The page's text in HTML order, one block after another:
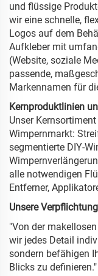
und flüssige
wir eine schnelle,
Logos auf dem
Aufkleber mit
(Website, soziale
passende,
Markennamen für
Kernproduktlinien
Unser
Wimpernmarkt:
segmentierte DIY-
alle notwendigen
Entferner,
Unsere
"Von der
wir jedes Detail
sondern befähigen
Blicks zu definieren."